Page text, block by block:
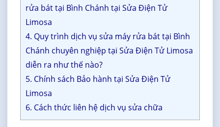
rửa bát tại Bình Chánh tại Sửa Điện Tử
Limosa
4. Quy trình dịch vụ sửa máy rửa bát tại Bình
Chánh chuyên nghiệp tại Sửa Điện Tử Limosa
diễn ra như thế nào?
5. Chính sách Bảo hành tại Sửa Điện Tử
Limosa
6. Cách thức liên hệ dịch vụ sửa chữa